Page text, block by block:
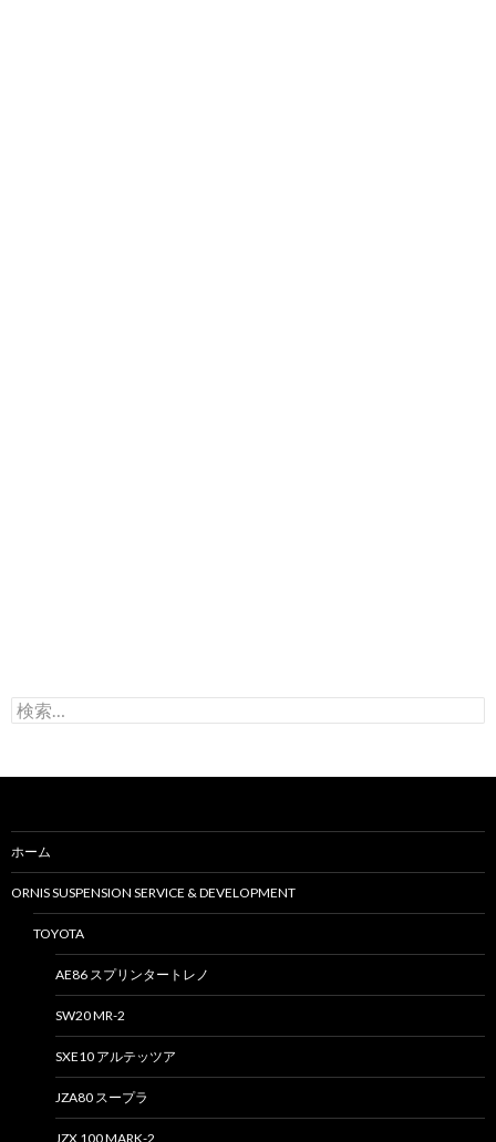
検
索
ホーム
ORNIS SUSPENSION SERVICE & DEVELOPMENT
TOYOTA
AE86 スプリンタートレノ
SW20 MR-2
SXE10 アルテッツア
JZA80 スープラ
JZX 100 MARK-2